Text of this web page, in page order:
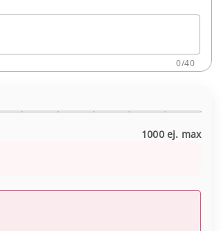
0/40
1000 ej. max